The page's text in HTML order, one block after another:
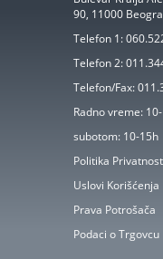
90, 11000
Telefon 1:
Telefon 2:
Telefon/Fax:
Radno vreme:
subotom: 10-15h
Politika
Uslovi Korišćenja
Prava Potrošača
Podaci o Trgovcu